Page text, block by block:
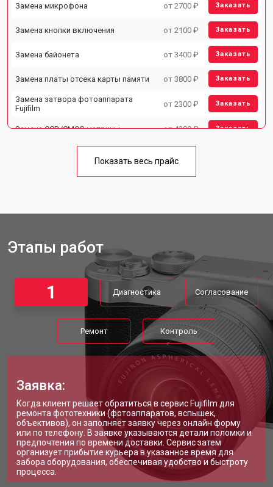
Замена микрофона от 2700 ₽ Заказать
Замена кнопки включения от 2100 ₽ Заказать
Замена байонета от 3400 ₽ Заказать
Замена платы отсека карты памяти от 3800 ₽ Заказать
Замена затвора фотоаппарата
Fujifilm
от 2300 ₽ Заказать
Замена CCD/CMOS матрицы от 4300 ₽ Заказать
Показать весь прайс
Этапы работ
1 Диагностика Согласование
Ремонт Контроль
Заявка:
Когда клиент решает обратиться в сервис Fujifilm для
ремонта фототехники (фотоаппаратов, вспышек,
объективов), он заполняет заявку через онлайн форму
или по телефону. В заявке указываются детали поломки и
предпочтения по времени доставки. Сервис затем
организует прибытие курьера в указанное время для
забора оборудования, обеспечивая удобство и быстроту
процесса.